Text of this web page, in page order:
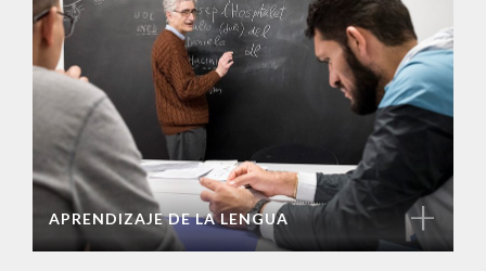
APRENDIZAJE DE LA LENGUA +